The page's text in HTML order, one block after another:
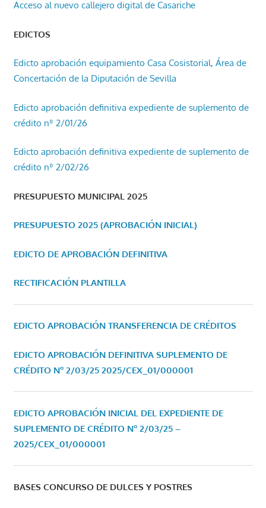
Acceso al nuevo callejero digital de Casariche
EDICTOS
Edicto aprobación equipamiento Casa Cosistorial, Área de
Concertación de la Diputación de Sevilla
Edicto aprobación definitiva expediente de suplemento de
crédito nº 2/01/26
Edicto aprobación definitiva expediente de suplemento de
crédito nº 2/02/26
PRESUPUESTO MUNICIPAL 2025
PRESUPUESTO 2025 (APROBACIÓN INICIAL)
EDICTO DE APROBACIÓN DEFINITIVA
RECTIFICACIÓN PLANTILLA
EDICTO APROBACIÓN TRANSFERENCIA DE CRÉDITOS
EDICTO APROBACIÓN DEFINITIVA SUPLEMENTO DE
CRÉDITO Nº 2/03/25 2025/CEX_01/000001
EDICTO APROBACIÓN INICIAL DEL EXPEDIENTE DE
SUPLEMENTO DE CRÉDITO Nº 2/03/25 –
2025/CEX_01/000001
BASES CONCURSO DE DULCES Y POSTRES